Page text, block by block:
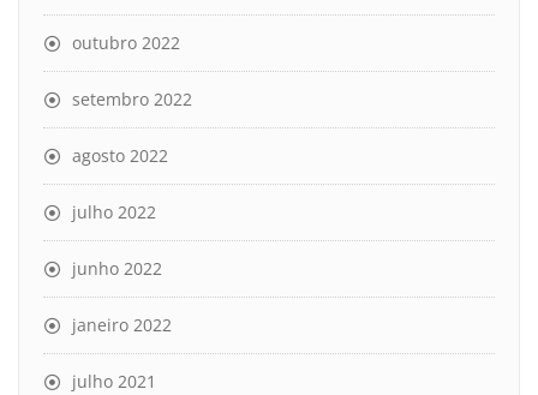
outubro 2022
setembro 2022
agosto 2022
julho 2022
junho 2022
janeiro 2022
julho 2021